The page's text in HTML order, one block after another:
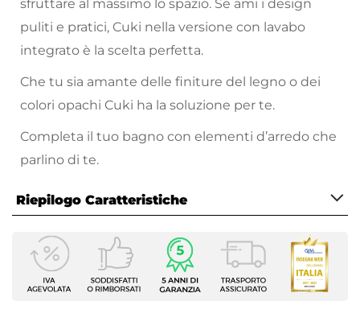
sfruttare al massimo lo spazio. Se ami i design
puliti e pratici, Cuki nella versione con lavabo
integrato è la scelta perfetta.
Che tu sia amante delle finiture del legno o dei
colori opachi Cuki ha la soluzione per te.
Completa il tuo bagno con elementi d’arredo che
parlino di te.
Riepilogo Caratteristiche
Caratteristiche Mobile
Larghezza
80 cm